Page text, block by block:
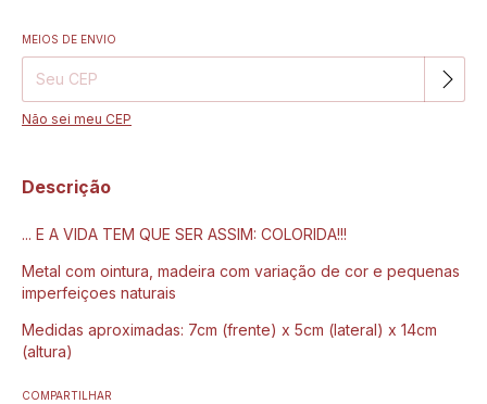
Entregas para o CEP:
MEIOS DE ENVIO
Não sei meu CEP
Descrição
... E A VIDA TEM QUE SER ASSIM: COLORIDA!!!
Metal com ointura, madeira com variação de cor e pequenas
imperfeiçoes naturais
Medidas aproximadas: 7cm (frente) x 5cm (lateral) x 14cm
(altura)
COMPARTILHAR